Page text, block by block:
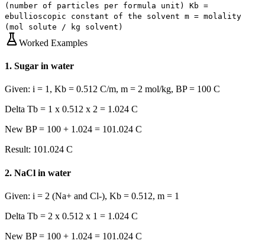
(number of particles per formula unit) Kb =
ebullioscopic constant of the solvent m = molality
(mol solute / kg solvent)
Worked Examples
1. Sugar in water
Given: i = 1, Kb = 0.512 C/m, m = 2 mol/kg, BP = 100 C
Delta Tb = 1 x 0.512 x 2 = 1.024 C
New BP = 100 + 1.024 = 101.024 C
Result: 101.024 C
2. NaCl in water
Given: i = 2 (Na+ and Cl-), Kb = 0.512, m = 1
Delta Tb = 2 x 0.512 x 1 = 1.024 C
New BP = 100 + 1.024 = 101.024 C